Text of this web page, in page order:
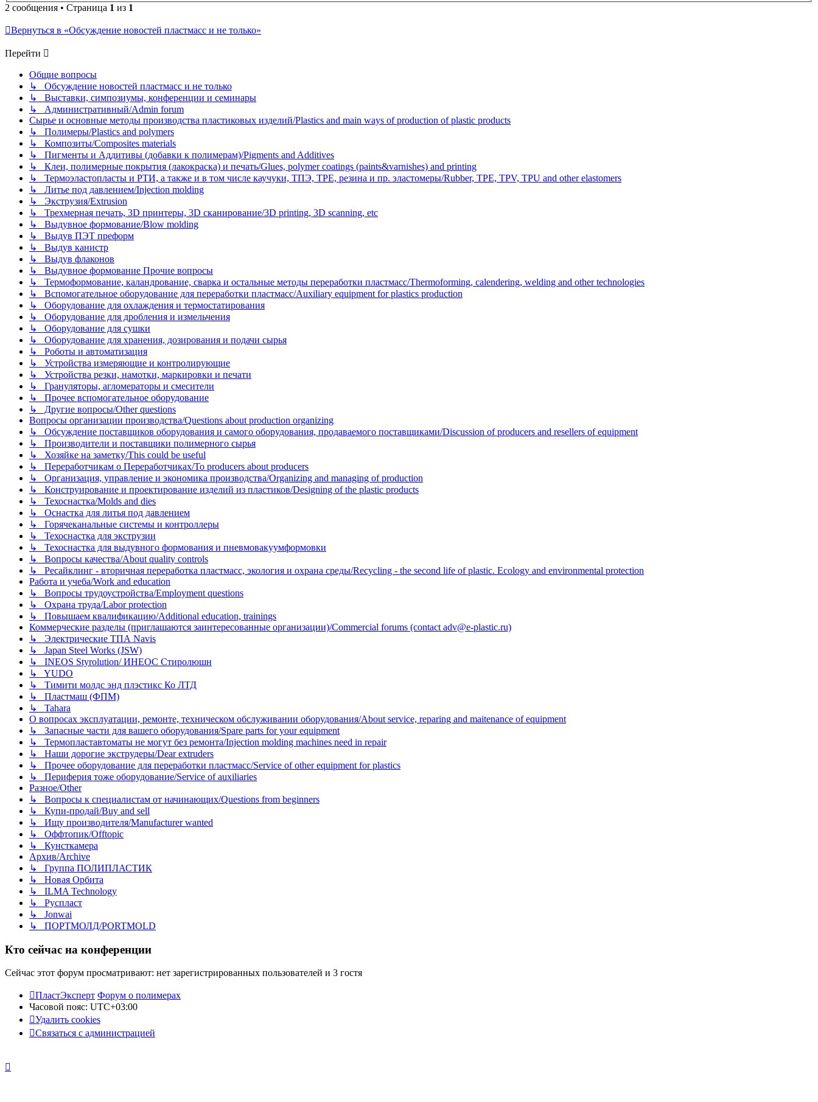
2 сообщения • Страница 1 из 1
Вернуться в «Обсуждение новостей пластмасс и не только»
Перейти
Общие вопросы
↳ Обсуждение новостей пластмасс и не только
↳ Выставки, симпозиумы, конференции и семинары
↳ Административный/Admin forum
Сырье и основные методы производства пластиковых изделий/Plastics and main ways of production of plastic products
↳ Полимеры/Plastics and polymers
↳ Композиты/Сomposites materials
↳ Пигменты и Аддитивы (добавки к полимерам)/Pigments and Additives
↳ Клеи, полимерные покрытия (лакокраска) и печать/Glues, polymer coatings (paints&varnishes) and printing
↳ Термоэластопласты и РТИ, а также и в том числе каучуки, ТПЭ, TPE, резина и пр. эластомеры/Rubber, TPE, TPV, TPU and other elastomers
↳ Литье под давлением/Injection molding
↳ Экструзия/Extrusion
↳ Трехмерная печать, 3D принтеры, 3D сканирование/3D printing, 3D scanning, etc
↳ Выдувное формование/Blow molding
↳ Выдув ПЭТ преформ
↳ Выдув канистр
↳ Выдув флаконов
↳ Выдувное формование Прочие вопросы
↳ Термоформование, каландрование, сварка и остальные методы переработки пластмасс/Thermoforming, calendering, welding and other technologies
↳ Вспомогательное оборудование для переработки пластмасс/Auxiliary equipment for plastics production
↳ Оборудование для охлаждения и термостатирования
↳ Оборудование для дробления и измельчения
↳ Оборудование для сушки
↳ Оборудование для хранения, дозирования и подачи сырья
↳ Роботы и автоматизация
↳ Устройства измеряющие и контролирующие
↳ Устройства резки, намотки, маркировки и печати
↳ Грануляторы, агломераторы и смесители
↳ Прочее вспомогательное оборудование
↳ Другие вопросы/Other questions
Вопросы организации производства/Questions about production organizing
↳ Обсуждение поставщиков оборудования и самого оборудования, продаваемого поставщиками/Discussion of producers and resellers of equipment
↳ Производители и поставщики полимерного сырья
↳ Хозяйке на заметку/This could be useful
↳ Переработчикам о Переработчиках/To producers about producers
↳ Организация, управление и экономика производства/Organizing and managing of production
↳ Конструирование и проектирование изделий из пластиков/Designing of the plastic products
↳ Техоснастка/Molds and dies
↳ Оснастка для литья под давлением
↳ Горячеканальные системы и контроллеры
↳ Техоснастка для экструзии
↳ Техоснастка для выдувного формования и пневмовакуумформовки
↳ Вопросы качества/About quality controls
↳ Ресайклинг - вторичная переработка пластмасс, экология и охрана среды/Recycling - the second life of plastic. Ecology and environmental protection
Работа и учеба/Work and education
↳ Вопросы трудоустройства/Employment questions
↳ Охрана труда/Labor protection
↳ Повышаем квалификацию/Additional education, trainings
Коммерческие разделы (приглашаются заинтересованные организации)/Commercial forums (contact adv@e-plastic.ru)
↳ Электрические ТПА Navis
↳ Japan Steel Works (JSW)
↳ INEOS Styrolution/ ИНЕОС Стиролюшн
↳ YUDO
↳ Тимити молдс энд плэстикс Ко ЛТД
↳ Пластмаш (ФПМ)
↳ Tahara
О вопросах эксплуатации, ремонте, техническом обслуживании оборудования/About service, reparing and maitenance of equipment
↳ Запасные части для вашего оборудования/Spare parts for your equipment
↳ Термопластавтоматы не могут без ремонта/Injection molding machines need in repair
↳ Наши дорогие экструдеры/Dear extruders
↳ Прочее оборудование для переработки пластмасс/Service of other equipment for plastics
↳ Периферия тоже оборудование/Service of auxiliaries
Разное/Other
↳ Вопросы к специалистам от начинающих/Questions from beginners
↳ Купи-продай/Buy and sell
↳ Ищу производителя/Manufacturer wanted
↳ Оффтопик/Offtopic
↳ Кунсткамера
Архив/Archive
↳ Группа ПОЛИПЛАСТИК
↳ Новая Орбита
↳ ILMA Technology
↳ Руспласт
↳ Jonwai
↳ ПОРТМОЛД/PORTMOLD
Кто сейчас на конференции
Сейчас этот форум просматривают: нет зарегистрированных пользователей и 3 гостя
ПластЭксперт Форум о полимерах
Часовой пояс: UTC+03:00
Удалить cookies
Связаться с администрацией